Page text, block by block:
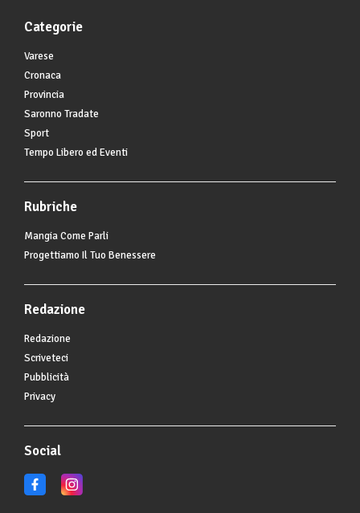
Categorie
Varese
Cronaca
Provincia
Saronno Tradate
Sport
Tempo Libero ed Eventi
Rubriche
Mangia Come Parli
Progettiamo Il Tuo Benessere
Redazione
Redazione
Scriveteci
Pubblicità
Privacy
Social